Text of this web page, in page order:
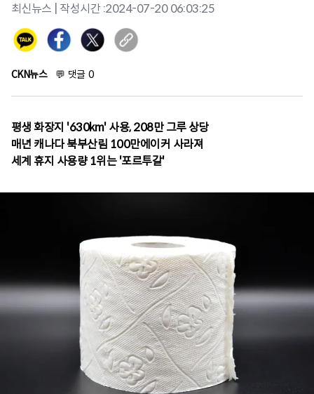
최신뉴스 | 작성시간 :2024-07-20 06:03:25
CKN뉴스 💬 댓글 0
평생 화장지 '630km' 사용, 208만 그루 상당
매년 캐나다 북부산림 100만에이커 사라져
세계 휴지 사용량 1위는 '포르투갈'